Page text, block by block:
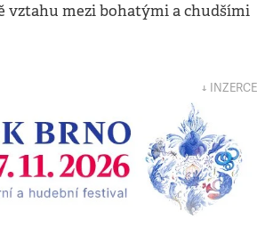
vztahu mezi bohatými a chudšími
↓ INZERCE